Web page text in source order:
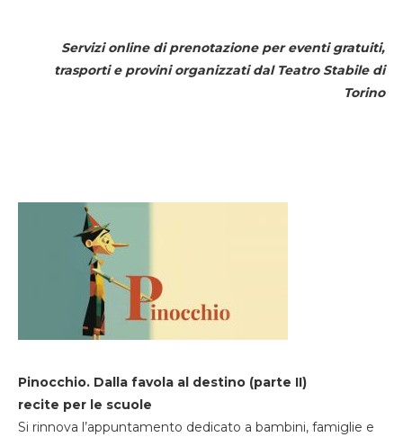
Servizi online di prenotazione per eventi gratuiti,
trasporti e provini organizzati dal Teatro Stabile di
Torino
Pinocchio. Dalla favola al destino (parte II)
recite per le scuole
Si rinnova l’appuntamento dedicato a bambini, famiglie e